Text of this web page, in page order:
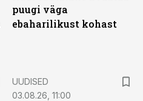
puugi väga
ebaharilikust kohast
UUDISED
03.08.26, 11:00